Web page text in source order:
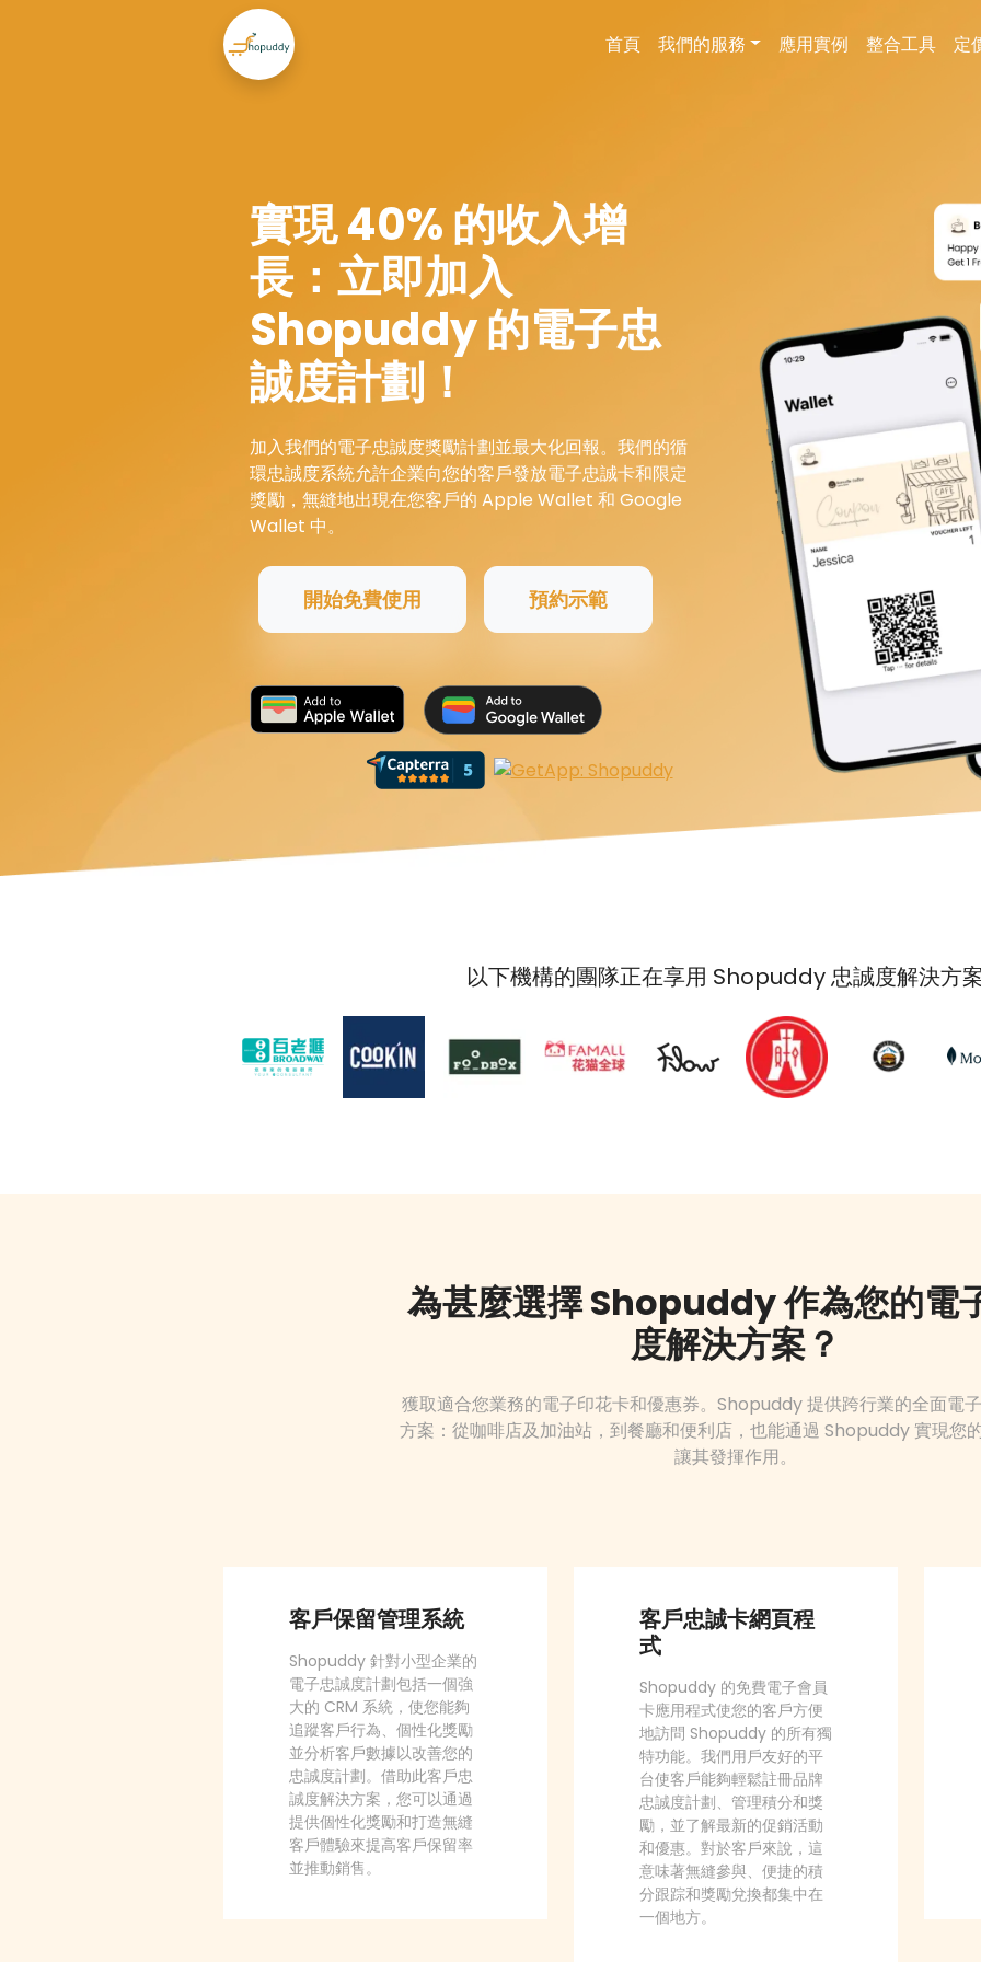
首頁 我們的服務 應用實例 整合工具 定
實現 40% 的收入增
長：立即加入
Shopuddy 的電子忠
誠度計劃！
加入我們的電子忠誠度獎勵計劃並最大化回報。我們的循
環忠誠度系統允許企業向您的客戶發放電子忠誠卡和限定
獎勵，無縫地出現在您客戶的 Apple Wallet 和 Google
Wallet 中。
開始免費使用 預約示範
以下機構的團隊正在享用 Shopuddy 忠誠度解決方
為甚麼選擇 Shopuddy 作為您的電
度解決方案？
獲取適合您業務的電子印花卡和優惠券。Shopuddy 提供跨行業的全面電
方案：從咖啡店及加油站，到餐廳和便利店，也能通過 Shopuddy 實現您
讓其發揮作用。
客戶保留管理系統
Shopuddy 針對小型企業的
電子忠誠度計劃包括一個強
大的 CRM 系統，使您能夠
追蹤客戶行為、個性化獎勵
並分析客戶數據以改善您的
忠誠度計劃。借助此客戶忠
誠度解決方案，您可以通過
提供個性化獎勵和打造無縫
客戶體驗來提高客戶保留率
並推動銷售。
客戶忠誠卡網頁程
式
Shopuddy 的免費電子會員
卡應用程式使您的客戶方便
地訪問 Shopuddy 的所有獨
特功能。我們用戶友好的平
台使客戶能夠輕鬆註冊品牌
忠誠度計劃、管理積分和獎
勵，並了解最新的促銷活動
和優惠。對於客戶來說，這
意味著無縫參與、便捷的積
分跟踪和獎勵兌換都集中在
一個地方。